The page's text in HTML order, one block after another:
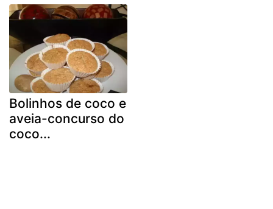
Bolinhos de coco e
aveia-concurso do
coco...